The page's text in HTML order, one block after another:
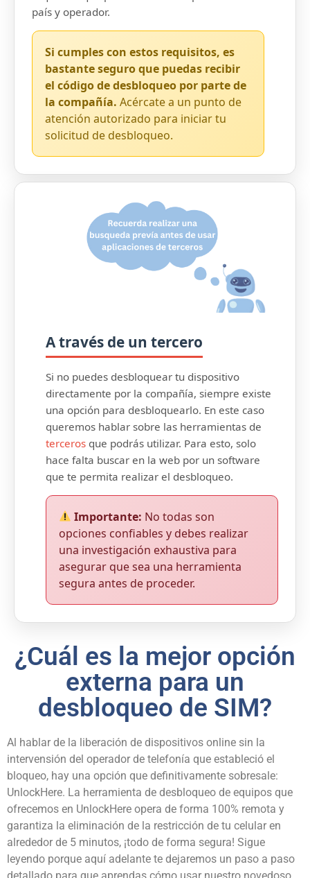
país y operador.
Si cumples con estos requisitos, es
bastante seguro que puedas recibir
el código de desbloqueo por parte de
la compañía. Acércate a un punto de
atención autorizado para iniciar tu
solicitud de desbloqueo.
A través de un tercero
Si no puedes desbloquear tu dispositivo
directamente por la compañía, siempre existe
una opción para desbloquearlo. En este caso
queremos hablar sobre las herramientas de
terceros que podrás utilizar. Para esto, solo
hace falta buscar en la web por un software
que te permita realizar el desbloqueo.
Importante: No todas son
opciones confiables y debes realizar
una investigación exhaustiva para
asegurar que sea una herramienta
segura antes de proceder.
¿Cuál es la mejor opción
externa para un
desbloqueo de SIM?
Al hablar de la liberación de dispositivos online sin la
intervensión del operador de telefonía que estableció el
bloqueo, hay una opción que definitivamente sobresale:
UnlockHere. La herramienta de desbloqueo de equipos que
ofrecemos en UnlockHere opera de forma 100% remota y
garantiza la eliminación de la restricción de tu celular en
alrededor de 5 minutos, ¡todo de forma segura! Sigue
leyendo porque aquí adelante te dejaremos un paso a paso